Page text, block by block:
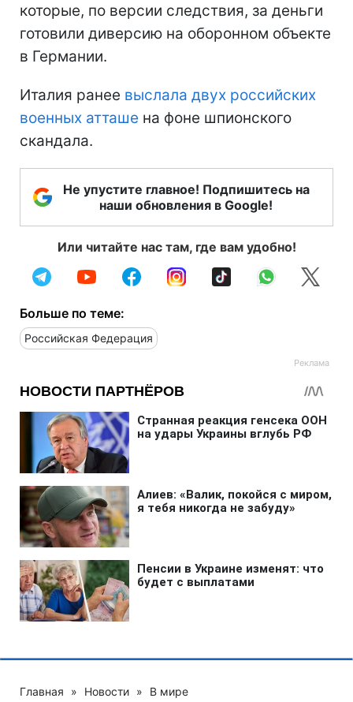
которые, по версии следствия, за деньги
готовили диверсию на оборонном объекте
в Германии.
Италия ранее выслала двух российских
военных атташе на фоне шпионского
скандала.
Не упустите главное! Подпишитесь на
наши обновления в Google!
Или читайте нас там, где вам удобно!
Больше по теме:
Российская Федерация
Главная » Новости » В мире